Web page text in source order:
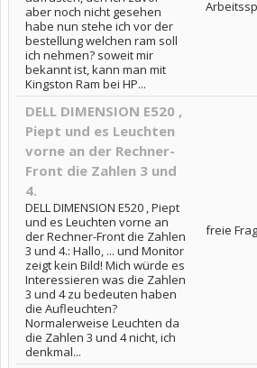
aber noch nicht gesehen
habe nun stehe ich vor der
bestellung welchen ram soll
ich nehmen? soweit mir
bekannt ist, kann man mit
Kingston Ram bei HP...
DELL DIMENSION E520 ,
Piept und es Leuchten
vorne an der Rechner-
Front die Zahlen 3 und
4.
DELL DIMENSION E520 , Piept
und es Leuchten vorne an
der Rechner-Front die Zahlen
3 und 4.: Hallo, ... und Monitor
zeigt kein Bild! Mich würde es
Interessieren was die Zahlen
3 und 4 zu bedeuten haben
die Aufleuchten?
Normalerweise Leuchten da
die Zahlen 3 und 4 nicht, ich
denkmal...
freie